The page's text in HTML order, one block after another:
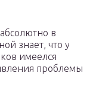
в
знает, что у
имеелся
проблемы